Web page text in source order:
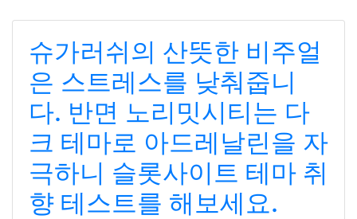
슈가러쉬의 산뜻한 비주얼
은 스트레스를 낮춰줍니
다. 반면 노리밋시티는 다
크 테마로 아드레날린을 자
극하니 슬롯사이트 테마 취
향 테스트를 해보세요.